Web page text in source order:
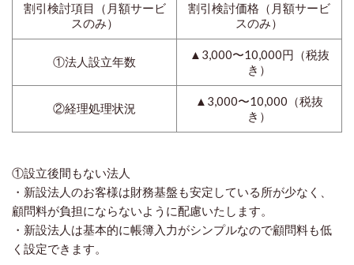
割引検討項目（月額サービ
スのみ）
割引検討価格（月額サービ
スのみ）
①法人設立年数
▲3,000〜10,000円（税抜
き）
②経理処理状況
▲3,000〜10,000（税抜
き）
①設立後間もない法人
・新設法人のお客様は財務基盤も安定している所が少なく、
顧問料が負担にならないように配慮いたします。
・新設法人は基本的に帳簿入力がシンプルなので顧問料も低
く設定できます。